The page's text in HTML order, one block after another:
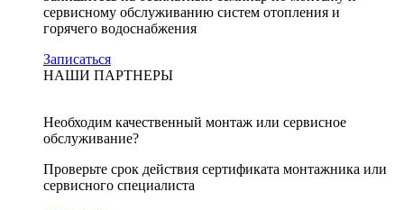
сервисному обслуживанию систем отопления и
горячего водоснабжения
Записаться
НАШИ ПАРТНЕРЫ
Необходим качественный монтаж или сервисное
обслуживание?
Проверьте срок действия сертификата монтажника или
сервисного специалиста